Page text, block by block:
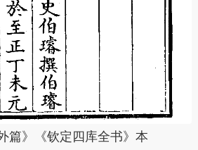
篇》《钦定四库全书》本